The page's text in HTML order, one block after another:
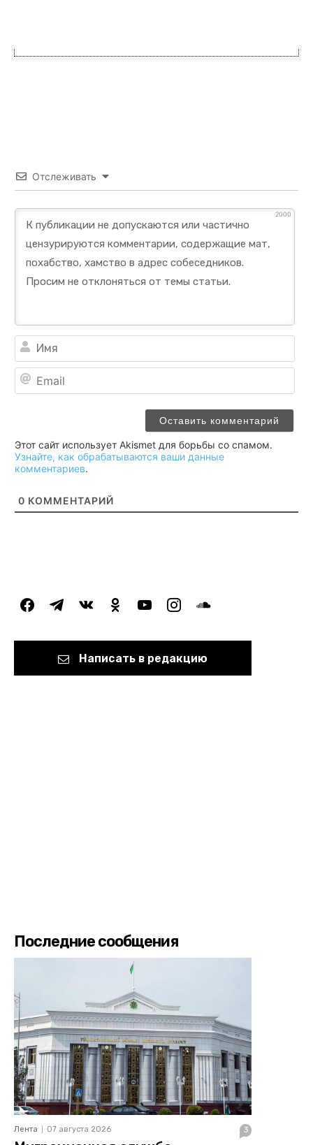
Отслеживать
2000
Этот сайт использует Akismet для борьбы со спамом.
Узнайте, как обрабатываются ваши данные
комментариев.
0 КОММЕНТАРИЙ
facebooktelegramvkontakteodnoklassniki
youtubeinstagramsoundcloud
Написать в редакцию
Последние сообщения
Лента 07 августа 2026 3